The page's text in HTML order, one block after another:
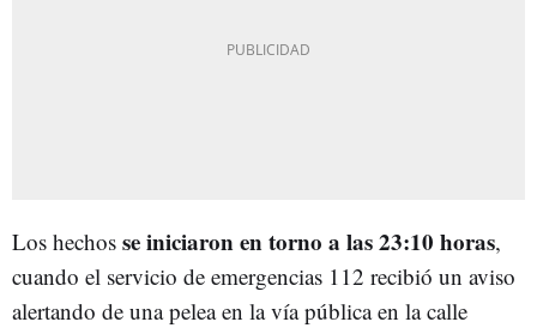
Los hechos se iniciaron en torno a las 23:10 horas,
cuando el servicio de emergencias 112 recibió un aviso
alertando de una pelea en la vía pública en la calle